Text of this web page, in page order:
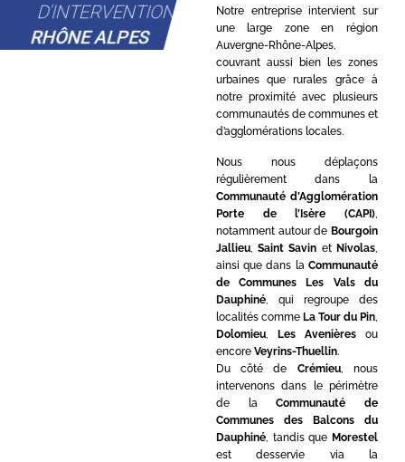
D'INTERVENTION
RHÔNE ALPES
Notre entreprise intervient sur
une large zone en région
Auvergne-Rhône-Alpes,
couvrant aussi bien les zones
urbaines que rurales grâce à
notre proximité avec plusieurs
communautés de communes et
d’agglomérations locales.
Nous nous déplaçons
régulièrement dans la
Communauté d’Agglomération
Porte de l’Isère (CAPI)
notamment autour de Bourgoin
Jallieu,Saint Savin et Nivolas
ainsi que dans la Communauté
de Communes Les Vals du
Dauphiné, qui regroupe des
localités comme La Tour du Pin
Dolomieu, Les Avenièresou
encore Veyrins-Thuellin.
Du côté de Crémieu, nous
intervenons dans le périmètre
de laCommunauté de
Communes des Balcons du
Dauphiné, tandis que Morestel
est desservie via la